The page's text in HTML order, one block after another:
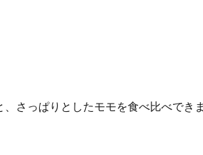
さっぱりとしたモモを食べ比べでき